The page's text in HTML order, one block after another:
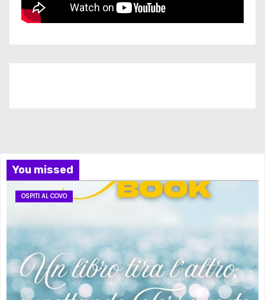
You missed
OSPITI AL COVO